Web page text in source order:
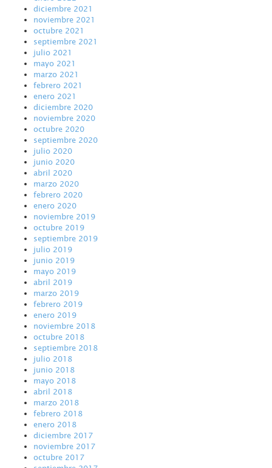
diciembre 2021
noviembre 2021
octubre 2021
septiembre 2021
julio 2021
mayo 2021
marzo 2021
febrero 2021
enero 2021
diciembre 2020
noviembre 2020
octubre 2020
septiembre 2020
julio 2020
junio 2020
abril 2020
marzo 2020
febrero 2020
enero 2020
noviembre 2019
octubre 2019
septiembre 2019
julio 2019
junio 2019
mayo 2019
abril 2019
marzo 2019
febrero 2019
enero 2019
noviembre 2018
octubre 2018
septiembre 2018
julio 2018
junio 2018
mayo 2018
abril 2018
marzo 2018
febrero 2018
enero 2018
diciembre 2017
noviembre 2017
octubre 2017